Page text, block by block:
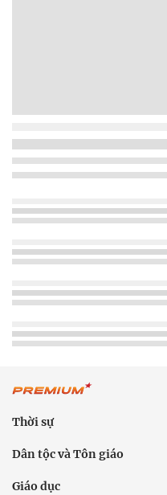
Thời sự
Dân tộc và Tôn giáo
Giáo dục